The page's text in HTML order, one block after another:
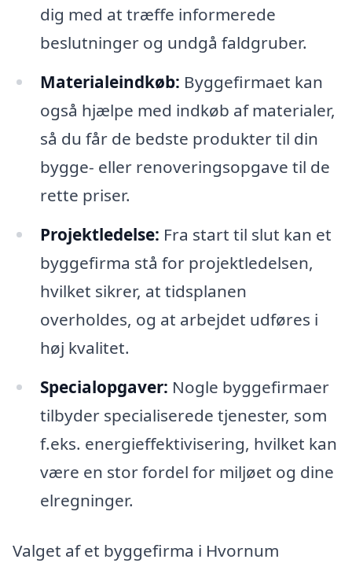
dig med at træffe informerede
beslutninger og undgå faldgruber.
Materialeindkøb: Byggefirmaet kan
også hjælpe med indkøb af materialer,
så du får de bedste produkter til din
bygge- eller renoveringsopgave til de
rette priser.
Projektledelse: Fra start til slut kan et
byggefirma stå for projektledelsen,
hvilket sikrer, at tidsplanen
overholdes, og at arbejdet udføres i
høj kvalitet.
Specialopgaver: Nogle byggefirmaer
tilbyder specialiserede tjenester, som
f.eks. energieffektivisering, hvilket kan
være en stor fordel for miljøet og dine
elregninger.
Valget af et byggefirma i Hvornum